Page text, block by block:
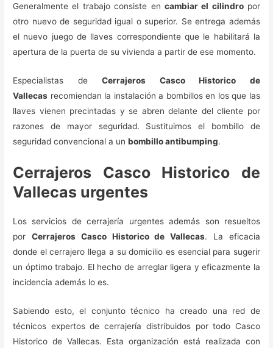
Generalmente el trabajo consiste en cambiar el cilindropor
otro nuevo de seguridad igual o superior. Se entrega además
el nuevo juego de llaves correspondiente que le habilitará la
apertura de la puerta de su vivienda a partir de ese momento.
Especialistas deCerrajeros Casco Historico de
Vallecas recomiendan la instalación a bombillos en los que las
llaves vienen precintadas y se abren delante del cliente por
razones de mayor seguridad. Sustituimos el bombillo de
seguridad convencional a unbombillo antibumping.
Cerrajeros Casco Historico de
Vallecas urgentes
Los servicios de cerrajería urgentes además son resueltos
por Cerrajeros Casco Historico de Vallecas. La eficacia
donde el cerrajero llega a su domicilio es esencial para sugerir
un óptimo trabajo. El hecho de arreglar ligera y eficazmente la
incidencia además lo es.
Sabiendo esto, el conjunto técnico ha creado una red de
técnicos expertos de cerrajería distribuidos por todo Casco
Historico de Vallecas. Esta organización está realizada con